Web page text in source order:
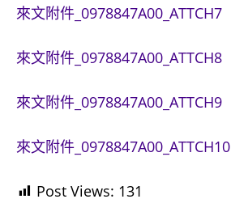
來文附件_0978847A00_ATTCH7
來文附件_0978847A00_ATTCH8
來文附件_0978847A00_ATTCH9
來文附件_0978847A00_ATTCH10
Post Views: 131